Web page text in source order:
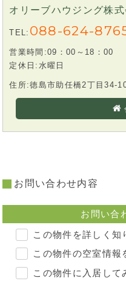
オリーブハウジング株式
TEL: 088-624-
営業時間:09：00～18：00
定休日:水曜日
住所:徳島市助任橋2丁目34-
お問い合わせ内容
お問い合
この物件を詳しく知
この物件の空室情報
この物件に入居して